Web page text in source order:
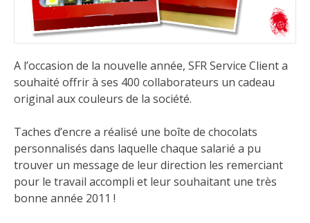
A l’occasion de la nouvelle année, SFR Service Client a
souhaité offrir à ses 400 collaborateurs un cadeau
original aux couleurs de la société.
Taches d’encre a réalisé une boîte de chocolats
personnalisés dans laquelle chaque salarié a pu
trouver un message de leur direction les remerciant
pour le travail accompli et leur souhaitant une très
bonne année 2011 !